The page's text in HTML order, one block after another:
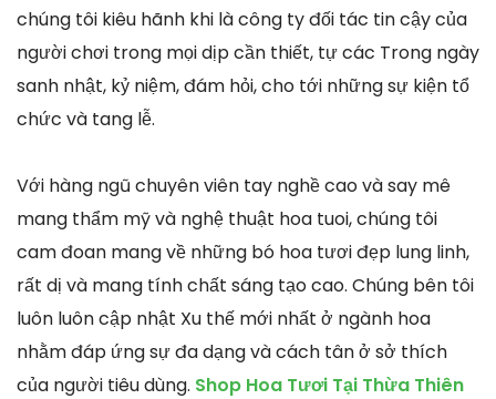
chúng tôi kiêu hãnh khi là công ty đối tác tin cậy của
người chơi trong mọi dịp cần thiết, tự các Trong ngày
sanh nhật, kỷ niệm, đám hỏi, cho tới những sự kiện tổ
chức và tang lễ.
Với hàng ngũ chuyên viên tay nghề cao và say mê
mang thẩm mỹ và nghệ thuật hoa tuoi, chúng tôi
cam đoan mang về những bó hoa tươi đẹp lung linh,
rất dị và mang tính chất sáng tạo cao. Chúng bên tôi
luôn luôn cập nhật Xu thế mới nhất ở ngành hoa
nhằm đáp ứng sự đa dạng và cách tân ở sở thích
của người tiêu dùng. Shop Hoa Tươi Tại Thừa Thiên